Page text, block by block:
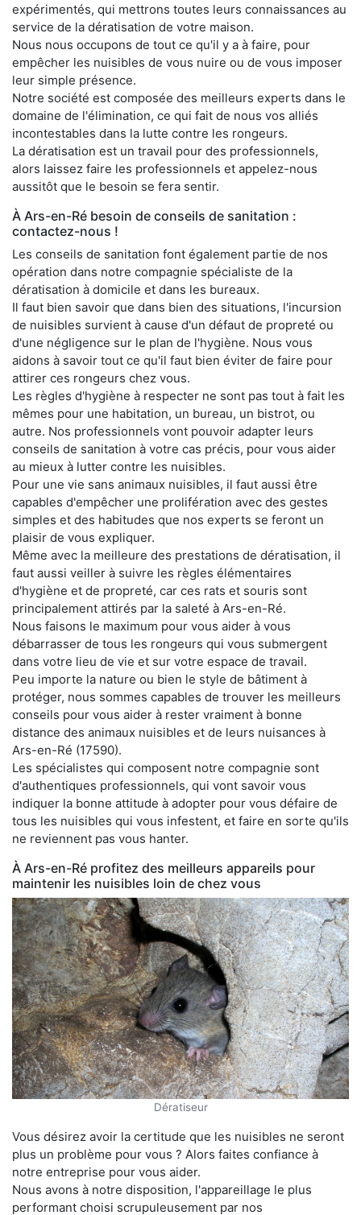
expérimentés, qui mettrons toutes leurs connaissances au
service de la dératisation de votre maison.
Nous nous occupons de tout ce qu'il y a à faire, pour
empêcher les nuisibles de vous nuire ou de vous imposer
leur simple présence.
Notre société est composée des meilleurs experts dans le
domaine de l'élimination, ce qui fait de nous vos alliés
incontestables dans la lutte contre les rongeurs.
La dératisation est un travail pour des professionnels,
alors laissez faire les professionnels et appelez-nous
aussitôt que le besoin se fera sentir.
À Ars-en-Ré besoin de conseils de sanitation :
contactez-nous !
Les conseils de sanitation font également partie de nos
opération dans notre compagnie spécialiste de la
dératisation à domicile et dans les bureaux.
Il faut bien savoir que dans bien des situations, l'incursion
de nuisibles survient à cause d'un défaut de propreté ou
d'une négligence sur le plan de l'hygiène. Nous vous
aidons à savoir tout ce qu'il faut bien éviter de faire pour
attirer ces rongeurs chez vous.
Les règles d'hygiène à respecter ne sont pas tout à fait les
mêmes pour une habitation, un bureau, un bistrot, ou
autre. Nos professionnels vont pouvoir adapter leurs
conseils de sanitation à votre cas précis, pour vous aider
au mieux à lutter contre les nuisibles.
Pour une vie sans animaux nuisibles, il faut aussi être
capables d'empêcher une prolifération avec des gestes
simples et des habitudes que nos experts se feront un
plaisir de vous expliquer.
Même avec la meilleure des prestations de dératisation, il
faut aussi veiller à suivre les règles élémentaires
d'hygiène et de propreté, car ces rats et souris sont
principalement attirés par la saleté à Ars-en-Ré.
Nous faisons le maximum pour vous aider à vous
débarrasser de tous les rongeurs qui vous submergent
dans votre lieu de vie et sur votre espace de travail.
Peu importe la nature ou bien le style de bâtiment à
protéger, nous sommes capables de trouver les meilleurs
conseils pour vous aider à rester vraiment à bonne
distance des animaux nuisibles et de leurs nuisances à
Ars-en-Ré (17590).
Les spécialistes qui composent notre compagnie sont
d'authentiques professionnels, qui vont savoir vous
indiquer la bonne attitude à adopter pour vous défaire de
tous les nuisibles qui vous infestent, et faire en sorte qu'ils
ne reviennent pas vous hanter.
À Ars-en-Ré profitez des meilleurs appareils pour
maintenir les nuisibles loin de chez vous
Dératiseur
Vous désirez avoir la certitude que les nuisibles ne seront
plus un problème pour vous ? Alors faites confiance à
notre entreprise pour vous aider.
Nous avons à notre disposition, l'appareillage le plus
performant choisi scrupuleusement par nos